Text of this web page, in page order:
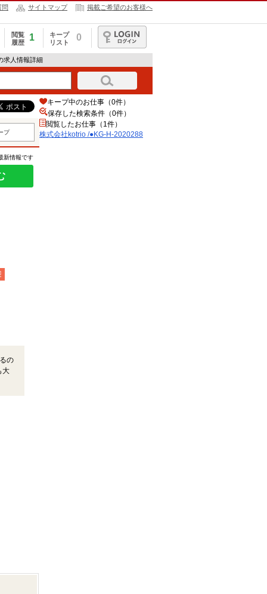
問 サイトマップ 掲載ご希望のお客様へ
閲覧
履歴
1
キープ
リスト
0
ログイン
求人情報詳細
プ
新情報です
の
大
キープ中のお仕事（0件）
保存した検索条件（0件）
閲覧したお仕事（1件）
株式会社kotrio /●KG-H-2020288